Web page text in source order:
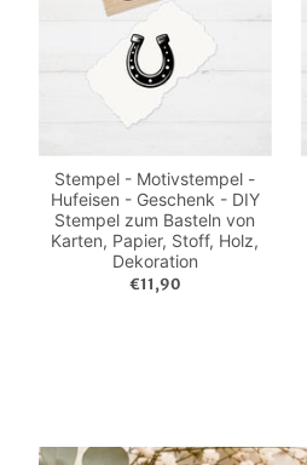
Stempel - Motivstempel -
Hufeisen - Geschenk - DIY
Stempel zum Basteln von
Karten, Papier, Stoff, Holz,
Dekoration
€11,90